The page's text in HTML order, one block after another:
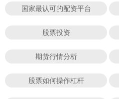
国家最认可的配资平台
股票投资
期货行情分析
股票如何操作杠杆